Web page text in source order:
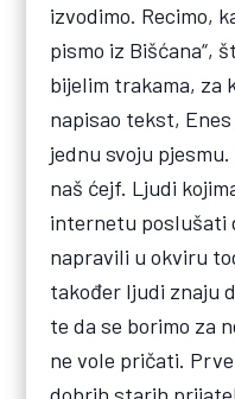
izvodimo. Recimo,
pismo iz Bišćana“,
bijelim trakama, za
napisao tekst,
jednu svoju pjesmu.
naš ćejf. Ljudi
internetu poslušati
napravili u okviru
također ljudi znaju
te da se borimo za
ne vole pričati.